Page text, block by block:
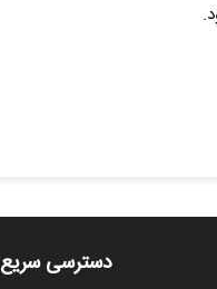
دسترسی سریع